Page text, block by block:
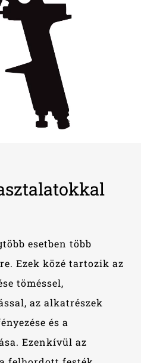
esetben több
Ezek közé tartozik az
töméssel,
az alkatrészek
és a
Ezenkívül az